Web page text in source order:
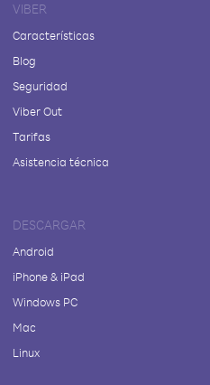
VIBER
Características
Blog
Seguridad
Viber Out
Tarifas
Asistencia técnica
DESCARGAR
Android
iPhone & iPad
Windows PC
Mac
Linux